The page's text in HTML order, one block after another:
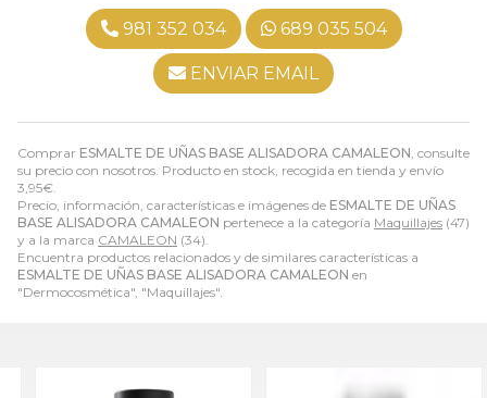
Comprar ESMALTE DE UÑAS BASE ALISADORA CAMALEON , consulte
su precio con nosotros. Producto en stock, recogida en tienda y envío
3,95€
Precio, información, características e imágenes de ESMALTE DE UÑAS
BASE ALISADORA CAMALEON pertenece a la categoría Maquillajes (47)
y a la marca CAMALEON (34).
Encuentra productos relacionados y de similares características a
ESMALTE DE UÑAS BASE ALISADORA CAMALEON en
"Dermocosmética", "Maquillajes".
981 352 034 689 035 504
ENVIAR EMAIL